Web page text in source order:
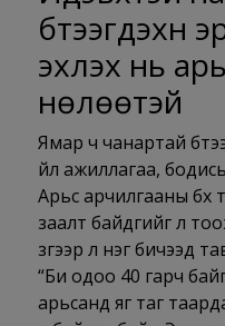
эхлэх нь
нөлөөтэй
Ямар ч чанартай
үйл ажиллагаа,
Арьс арчилгааны бүх
заалт байдгийг үл
зүгээр л нэг бичээд
“Би одоо 40 гарч
арьсанд яг таг